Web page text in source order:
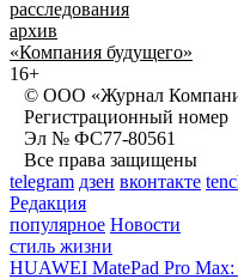
расследования
архив
«Компания будущего»
16+
© ООО «Журнал
Регистрационный номер
Эл № ФС77-80561
Все права защищены
telegram дзен вконтакте
Редакция
популярное Новости
стиль жизни
HUAWEI MatePad Pro Max: